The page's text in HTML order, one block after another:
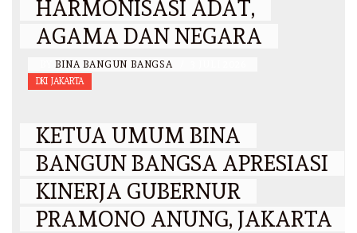
HARMONISASI ADAT,
AGAMA DAN NEGARA
BINA BANGUN BANGSA
DKI JAKARTA
KETUA UMUM BINA
BANGUN BANGSA APRESIASI
KINERJA GUBERNUR
PRAMONO ANUNG, JAKARTA